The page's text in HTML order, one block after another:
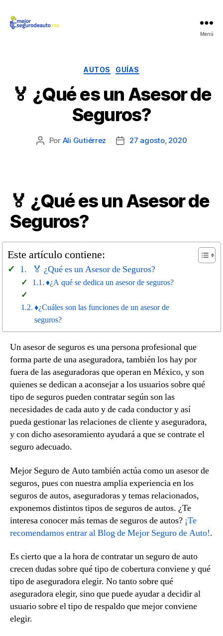
Menú
Categorías
AUTOS GUÍAS
🏅 ¿Qué es un Asesor de
Seguros?
Autor
Por Ali Gutiérrez
Fecha27 agosto, 2020
🏅 ¿Qué es un Asesor de
Seguros?
Este artículo contiene:
🏅 ¿Qué es un Asesor de Seguros?
♦¿A qué se dedica un asesor de seguros?
♦¿Cuáles son las funciones de un asesor de
seguros?
Un asesor de seguros es una persona profesional que
forma parte de una aseguradora, también los hay por
fuera de las aseguradoras que operan en México, y son
quienes se dedican a aconsejar a los usuarios sobre qué
tipo de seguros pueden contratar según son las
necesidades de cada auto y de cada conductor y así
pueda gestionar las relaciones de cliente y aseguradora,
y con dicho asesoramiento ayudará a que se contrate el
seguro adecuado.
Mejor Seguro de Auto también actúa como un asesor de
seguros, pues con nuestra amplia experiencia en los
seguros de autos, aseguradoras y temas relacionados,
exponemos distintos tipos de seguros de autos. ¿Te
interesa conocer más temas de seguros de autos? ¡Te
recomendamos entrar al Blog de Mejor Seguro de Auto!.
Es cierto que a la hora de contratar un seguro de auto
crecen dudas sobre qué tipo de cobertura conviene y qué
tipo de aseguradora elegir. No tanto sobre qué
aseguradora elegir, sino que puede ayudar a decidir al
usuario sobre el tipo de respaldo que mejor conviene
elegir.